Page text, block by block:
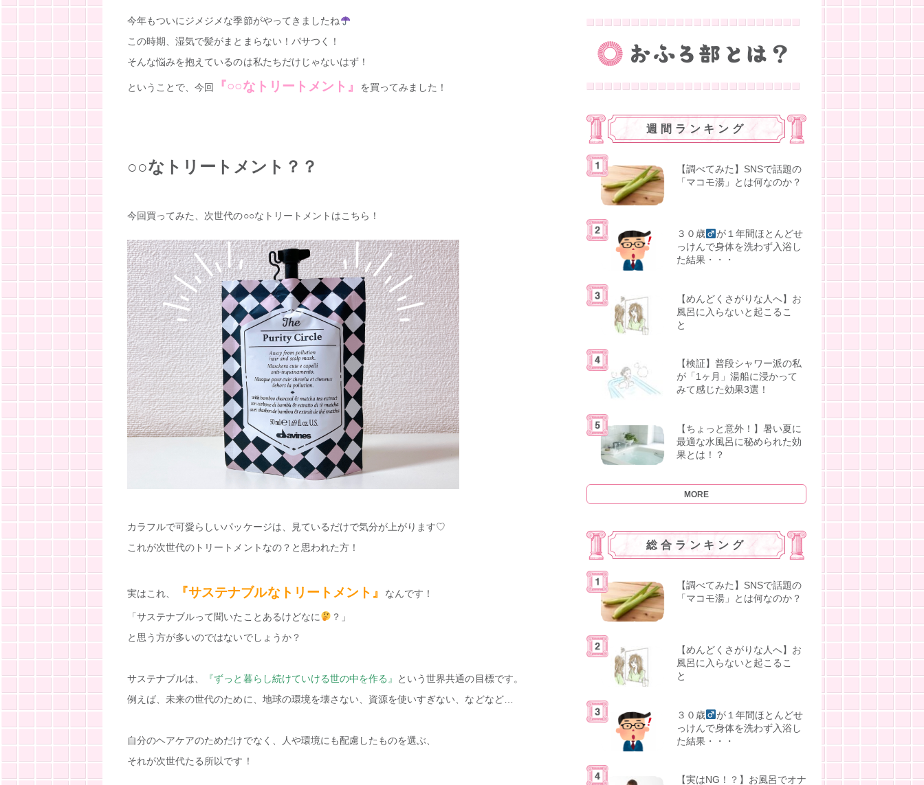
今年もついにジメジメな季節がやってきましたね
この時期、湿気で髪がまとまらない！パサつく！
そんな悩みを抱えているのは私たちだけじゃないはず！
ということで、今回 『○○なトリートメント』 を買ってみました！
○○なトリートメント？？
今回買ってみた、次世代の○○なトリートメントはこちら！
カラフルで可愛らしいパッケージは、見ているだけで気分が上がります♡
これが次世代のトリートメントなの？と思われた方！
実はこれ、 『サステナブルなトリートメント』 なんです！
「サステナブルって聞いたことあるけどなに
？」
と思う方が多いのではないでしょうか？
サステナブルは、 『ずっと暮らし続けていける世の中を作る』
という世界共通の目標です。
例えば、未来の世代のために、地球の環境を壊さない、資源を使いすぎない、などなど…
自分のヘアケアのためだけでなく、人や環境にも配慮したものを選ぶ、
それが次世代たる所以です！
週間ランキング
【調べてみた】SNSで話題の
「マコモ湯」とは何なのか？
３０歳
が１年間ほとんどせ
っけんで身体を洗わず入浴し
た結果・・・
【めんどくさがりな人へ】お
風呂に入らないと起こるこ
と
【検証】普段シャワー派の私
が「1ヶ月」湯船に浸かって
みて感じた効果3選！
【ちょっと意外！】暑い夏に
最適な水風呂に秘められた効
果とは！？
MORE
総合ランキング
【調べてみた】SNSで話題の
「マコモ湯」とは何なのか？
【めんどくさがりな人へ】お
風呂に入らないと起こるこ
と
３０歳
が１年間ほとんどせ
っけんで身体を洗わず入浴し
た結果・・・
【実はNG！？】お風呂でオナ